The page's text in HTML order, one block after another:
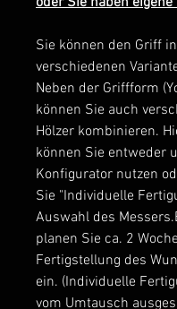
Sie können den Griff in
verschiedenen
Neben der Griffform
können Sie auch
Hölzer kombinieren.
können Sie entweder
Konfigurator nutzen
Sie "Individuelle
Auswahl des
planen Sie ca. 2
Fertigstellung des
ein. (Individuelle
vom Umtausch